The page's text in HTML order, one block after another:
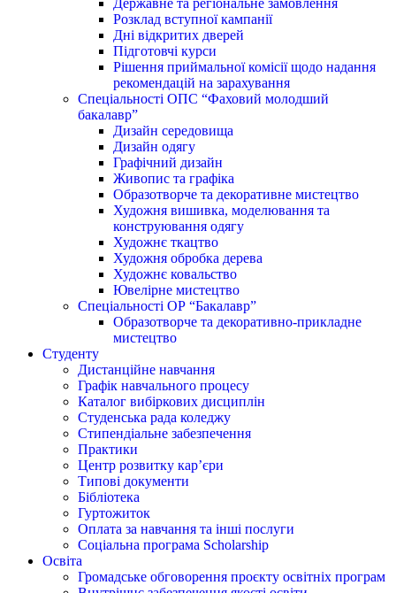
Розклад вступної кампанії
Дні відкритих дверей
Підготовчі курси
Рішення приймальної комісії щодо надання
рекомендацій на зарахування
Спеціальності ОПС “Фаховий молодший
бакалавр”
Дизайн середовища
Дизайн одягу
Графічний дизайн
Живопис та графіка
Образотворче та декоративне мистецтво
Художня вишивка, моделювання та
конструювання одягу
Художнє ткацтво
Художня обробка дерева
Художнє ковальство
Ювелірне мистецтво
Спеціальності ОР “Бакалавр”
Образотворче та декоративно-прикладне
мистецтво
Студенту
Дистанційне навчання
Графік навчального процесу
Каталог вибіркових дисциплін
Студенська рада коледжу
Стипендіальне забезпечення
Практики
Центр розвитку кар’єри
Типові документи
Бібліотека
Гуртожиток
Оплата за навчання та інші послуги
Соціальна програма Scholarship
Освіта
Громадське обговорення проєкту освітніх програм